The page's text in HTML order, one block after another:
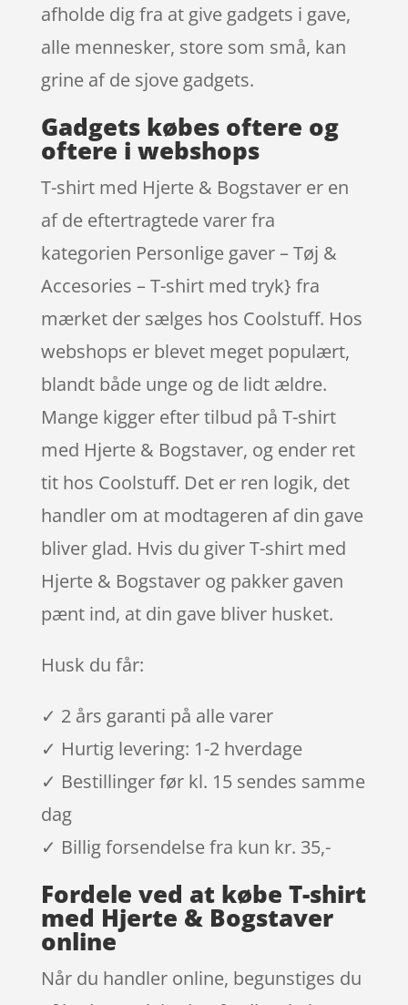
afholde dig fra at give gadgets i gave,
alle mennesker, store som små, kan
grine af de sjove gadgets.
Gadgets købes oftere og
oftere i webshops
T-shirt med Hjerte & Bogstaver er en
af de eftertragtede varer fra
kategorien Personlige gaver – Tøj &
Accesories – T-shirt med tryk} fra
mærket der sælges hos Coolstuff. Hos
webshops er blevet meget populært,
blandt både unge og de lidt ældre.
Mange kigger efter tilbud på T-shirt
med Hjerte & Bogstaver, og ender ret
tit hos Coolstuff. Det er ren logik, det
handler om at modtageren af din gave
bliver glad. Hvis du giver T-shirt med
Hjerte & Bogstaver og pakker gaven
pænt ind, at din gave bliver husket.
Husk du får:
✓ 2 års garanti på alle varer
✓ Hurtig levering: 1-2 hverdage
✓ Bestillinger før kl. 15 sendes samme
dag
✓ Billig forsendelse fra kun kr. 35,-
Fordele ved at købe T-shirt
med Hjerte & Bogstaver
online
Når du handler online, begunstiges du